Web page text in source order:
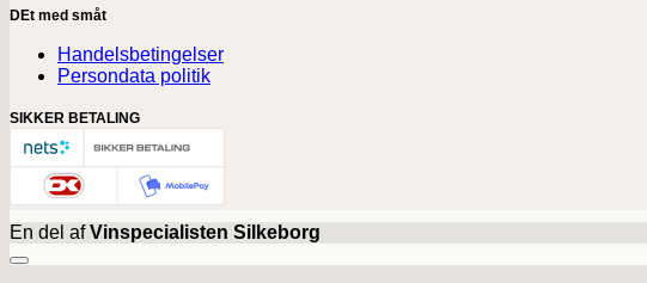
DEt med småt
Handelsbetingelser
Persondata politik
SIKKER BETALING
En del afVinspecialisten Silkeborg